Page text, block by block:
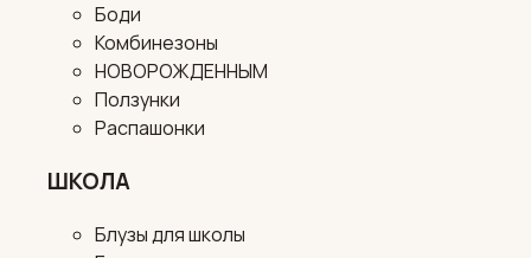
Боди
Комбинезоны
НОВОРОЖДЕННЫМ
Ползунки
Распашонки
ШКОЛА
Блузы для школы